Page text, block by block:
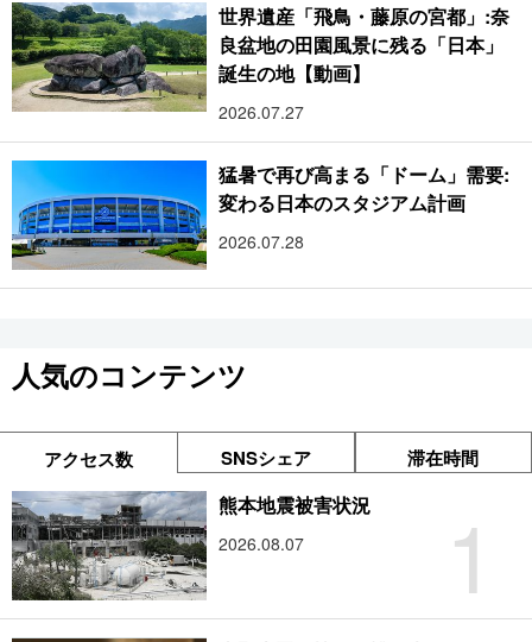
世界遺産「飛鳥・藤原の宮都」:奈
良盆地の田園風景に残る「日本」
誕生の地【動画】
2026.07.27
猛暑で再び高まる「ドーム」需要:
変わる日本のスタジアム計画
2026.07.28
人気のコンテンツ
アクセス数 SNSシェア 滞在時間
1
熊本地震被害状況
2026.08.07